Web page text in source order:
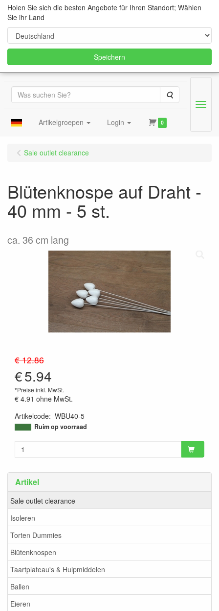
Suche
Artikelgroepen Login 0
Menu
Artikel
Sale outlet clearance
Isoleren
Torten Dummies
Blütenknospen
Taartplateau's & Hulpmiddelen
Ballen
Eieren
Sale outlet clearance
Blütenknospe auf Draht -
40 mm - 5 st.
ca. 36 cm lang
€ 12.86
€5.94
*Preise inkl. MwSt.
€ 4.91 ohne MwSt.
Artikelcode: WBU40-5
9502774875965
Ruim op voorraad
Holen Sie sich die besten Angebote für Ihren Standort; Wählen
Sie ihr Land
Speichern